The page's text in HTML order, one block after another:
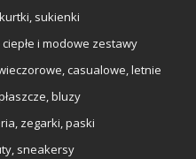
sukienki
i modowe zestawy
casualowe, letnie
bluzy
zegarki, paski
sneakersy